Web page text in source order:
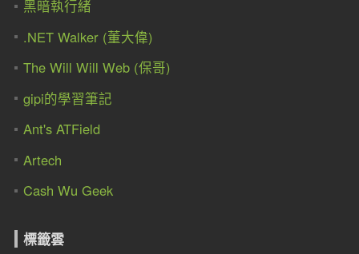
黑暗執行緒
.NET Walker (董大偉)
The Will Will Web (保哥)
gipi的學習筆記
Ant's ATField
Artech
Cash Wu Geek
標籤雲